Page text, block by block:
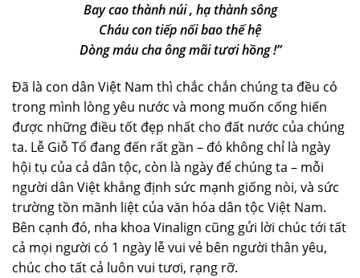
Bay cao thành núi , hạ thành sông
Cháu con tiếp nối bao thế hệ
Dòng máu cha ông mãi tươi hồng !”
Đã là con dân Việt Nam thì chắc chắn chúng ta đều có
trong mình lòng yêu nước và mong muốn cống hiến
được những điều tốt đẹp nhất cho đất nước của chúng
ta. Lễ Giỗ Tổ đang đến rất gần – đó không chỉ là ngày
hội tụ của cả dân tộc, còn là ngày để chúng ta – mỗi
người dân Việt khẳng định sức mạnh giống nòi, và sức
trường tồn mãnh liệt của văn hóa dân tộc Việt Nam.
Bên cạnh đó, nha khoa Vinalign cũng gửi lời chúc tới tất
cả mọi người có 1 ngày lễ vui vẻ bên người thân yêu,
chúc cho tất cả luôn vui tươi, rạng rỡ.